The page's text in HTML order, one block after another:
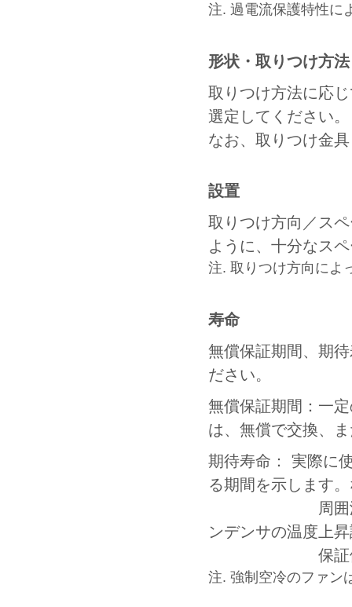
注. 過電流保護特性に
形状・取りつけ方法
取りつけ方法に応
選定してください。
なお、取りつけ金
設置
取りつけ方向／ス
ように、十分なス
注. 取りつけ方向によ
寿命
無償保証期間、期
ださい。
無償保証期間：一
は、無償で交換、
期待寿命： 実際に
る期間を示します
周囲温度40℃
ンデンサの温度上
保証値では
注. 強制空冷のファン